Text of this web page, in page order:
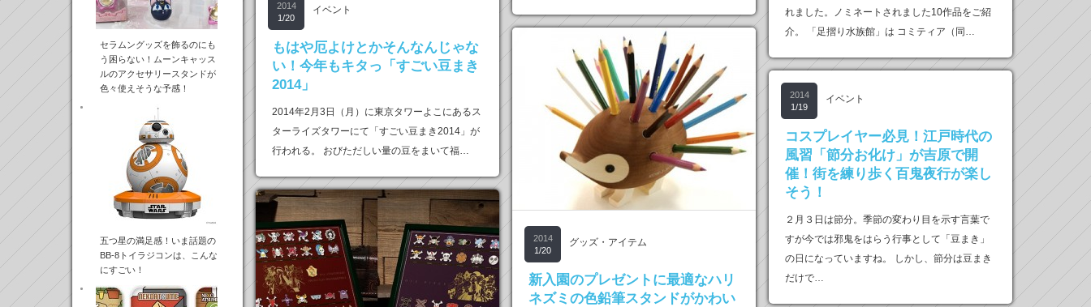
セラムングッズを飾るのにも
う困らない！ムーンキャッス
ルのアクセサリースタンドが
色々使えそうな予感！
五つ星の満足感！いま話題の
BB-8トイラジコンは、こんな
にすごい！
れました。ノミネートされました10作品をご紹
介。 「足摺り水族館」は コミティア（同…
2014
1/20
イベント
もはや厄よけとかそんなんじゃな
い！今年もキタっ「すごい豆まき
2014」
2014年2月3日（月）に東京タワーよこにあるス
ターライズタワーにて「すごい豆まき2014」が
行われる。 おびただしい量の豆をまいて福…
2014
1/20
グッズ・アイテム
新入園のプレゼントに最適なハリ
ネズミの色鉛筆スタンドがかわい
2014
1/19
イベント
コスプレイヤー必見！江戸時代の
風習「節分お化け」が吉原で開
催！街を練り歩く百鬼夜行が楽し
そう！
２月３日は節分。季節の変わり目を示す言葉で
すが今では邪鬼をはらう行事として「豆まき」
の日になっていますね。 しかし、節分は豆まき
だけで…